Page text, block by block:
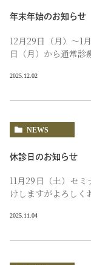
年末年始のお知らせ
12月29日（月）〜1
日（月）から通常診
2025.12.02
NEWS
休診日のお知らせ
11月29日（土）セ
けしますがよろしく
2025.11.04